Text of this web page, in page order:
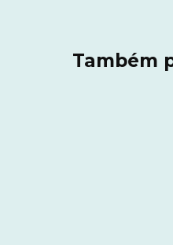
Também